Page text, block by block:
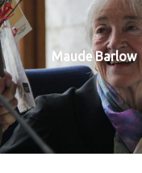
Maude Barlow